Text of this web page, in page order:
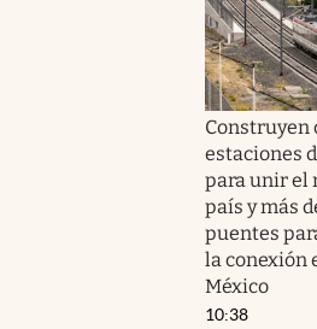
Construyen
estaciones
para unir el
país y más
puentes
la conexión
México
10:38